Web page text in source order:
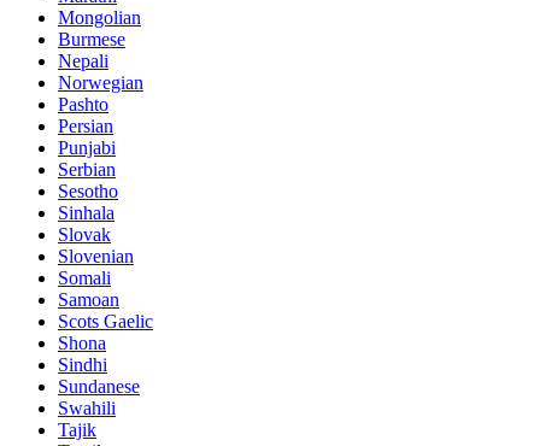
Mongolian
Burmese
Nepali
Norwegian
Pashto
Persian
Punjabi
Serbian
Sesotho
Sinhala
Slovak
Slovenian
Somali
Samoan
Scots Gaelic
Shona
Sindhi
Sundanese
Swahili
Tajik